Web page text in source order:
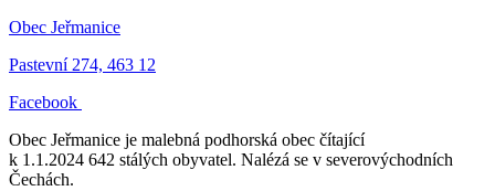
Obec Jeřmanice
Pastevní 274, 463 12
Facebook
Obec Jeřmanice je malebná podhorská obec čítající
k 1.1.2024 642 stálých obyvatel. Nalézá se v severovýchodních
Čechách.